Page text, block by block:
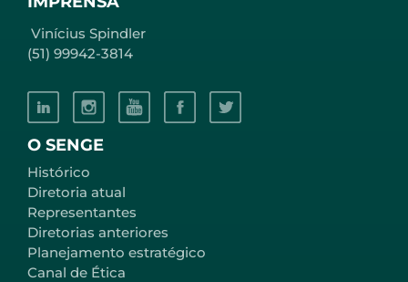
O SENGE
Histórico
Diretoria atual
Representantes
Diretorias anteriores
Planejamento estratégico
Canal de Ética
Vinícius Spindler
(51) 99942-3814